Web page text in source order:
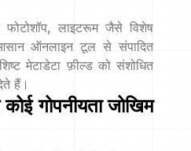
लाइटरूम जैसे विशेष
ऑनलाइन टूल से संपादित
मेटाडेटा फ़ील्ड को संशोधित
हैं।
गोपनीयता जोखिम